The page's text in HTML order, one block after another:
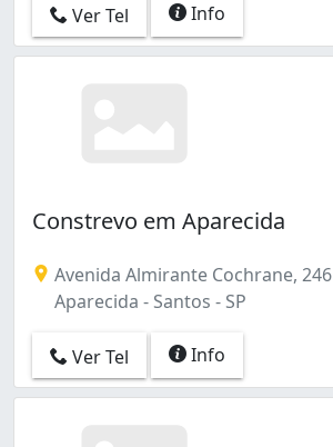
Ver Tel Info
Constrevo em Aparecida
Avenida Almirante Cochrane, 246
Aparecida - Santos - SP
Ver Tel Info